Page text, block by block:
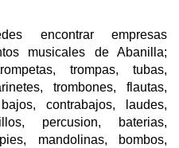
encontrar empresas
musicales de Abanilla;
trompas, tubas,
trombones, flautas,
contrabajos, laudes,
percusion, baterias,
mandolinas, bombos,